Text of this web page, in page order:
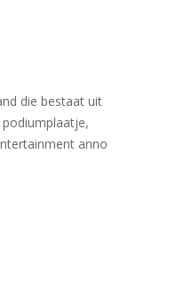
die bestaat uit
anno